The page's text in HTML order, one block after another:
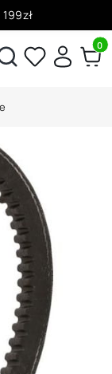
Otwórz wyszukiwarkę